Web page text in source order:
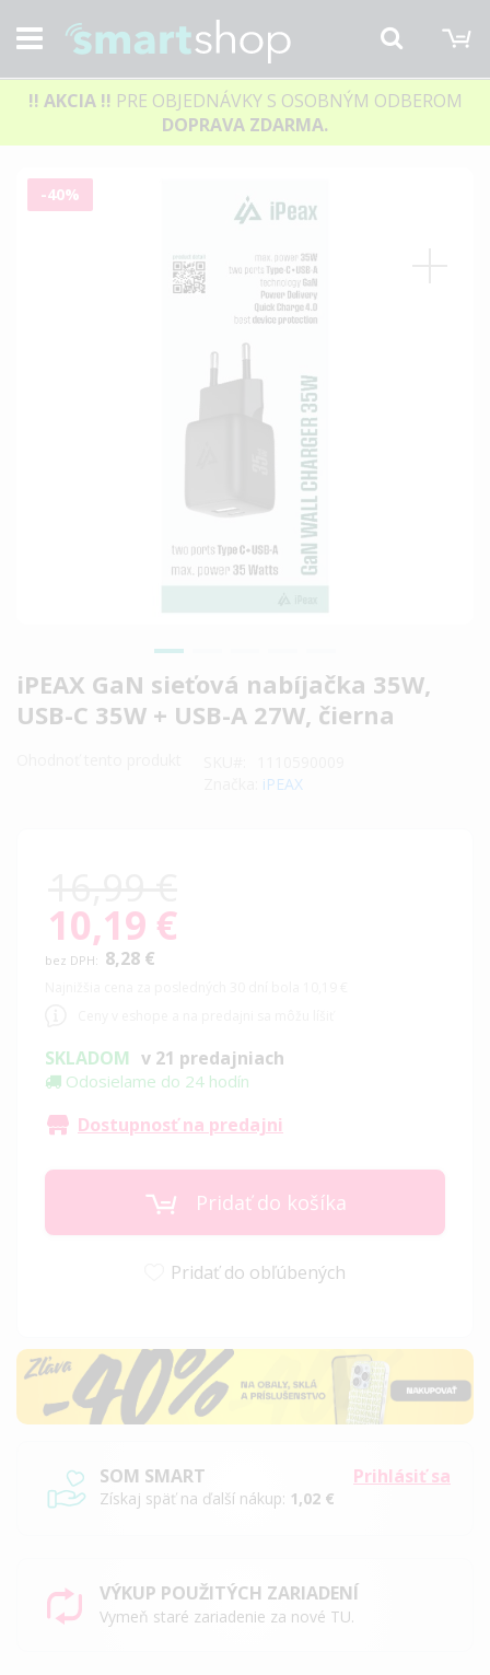
Hľadať
!! AKCIA !! PRE OBJEDNÁVKY S OSOBNÝM ODBEROM
DOPRAVA ZDARMA.
iPEAX GaN sieťová nabíjačka 35W,
USB-C 35W + USB-A 27W, čierna
iPEAX
Special
Price
10,19 €
8,28 €
SKLADOM v 21 predajniach
Odosielame do 24 hodín
Dostupnosť na predajni
Pridať do košíka
Pridať do obľúbených
Prihlásiť sa
SOM SMART
Získaj späť na ďalší nákup: 1,02 €
VÝKUP POUŽITÝCH ZARIADENÍ
Vymeň staré zariadenie za nové TU.
Preskočiť
-40%
Preskočiť
na
začiatok